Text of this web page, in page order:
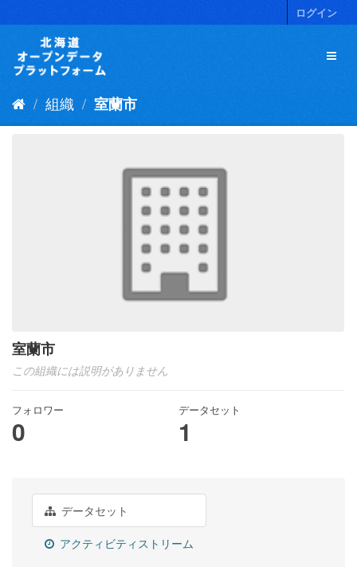
キ
ログイン
組織 室蘭市
室蘭市
この組織には説明がありません
フォロワー
0
データセット
1
データセット
アクティビティストリーム